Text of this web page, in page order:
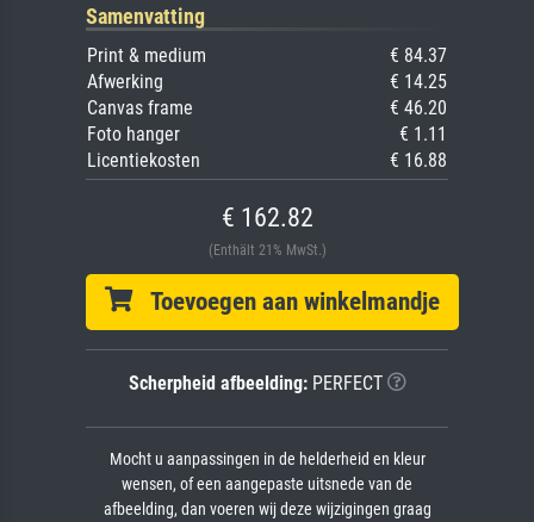
Samenvatting
Print & medium
€ 84.37
Afwerking
€ 14.25
Canvas frame
€ 46.20
Foto hanger
€ 1.11
Licentiekosten
€ 16.88
€ 162.82
(Enthält 21% MwSt.)
Toevoegen aan winkelmandje
Scherpheid afbeelding:PERFECT
Mocht u aanpassingen in de helderheid en kleur
wensen, of een aangepaste uitsnede van de
afbeelding, dan voeren wij deze wijzigingen graag